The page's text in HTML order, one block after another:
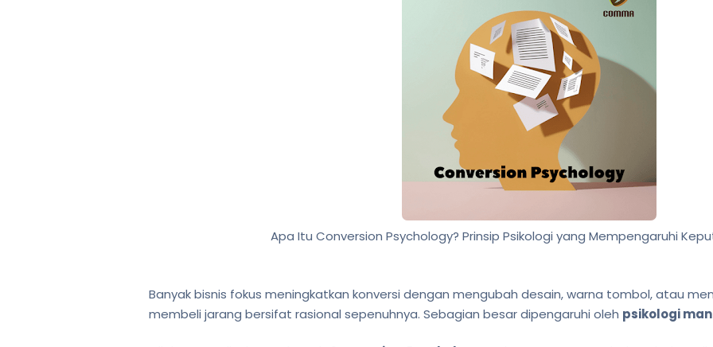
Apa Itu Conversion Psychology? Prinsip Psikologi yang Mempengaruhi
Banyak bisnis fokus meningkatkan konversi dengan mengubah desain, warna tombol, atau
membeli jarang bersifat rasional sepenuhnya. Sebagian besar dipengaruhi oleh psikologi